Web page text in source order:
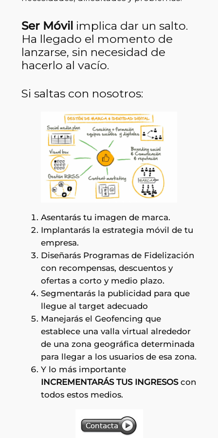
Ser Móvil implica dar un salto.
Ha llegado el momento de
lanzarse, sin necesidad de
hacerlo al vacío.
Si saltas con nosotros:
Asentarás tu imagen de marca.
Implantarás la estrategia móvil de tu
empresa.
Diseñarás Programas de Fidelización
con recompensas, descuentos y
ofertas a corto y medio plazo.
Segmentarás la publicidad para que
llegue al target adecuado
Manejarás el Geofencing que
establece una valla virtual alrededor
de una zona geográfica determinada
para llegar a los usuarios de esa zona.
Y lo más importante
INCREMENTARÁS TUS INGRESOScon
todos estos medios.